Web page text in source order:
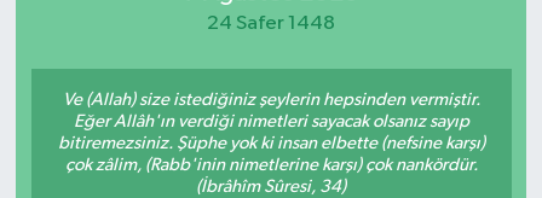
24 Safer 1448
Ve (Allah) size istediğiniz şeylerin hepsinden vermiştir.
Eğer Allâh'ın verdiği nimetleri sayacak olsanız sayıp
bitiremezsiniz. Şüphe yok ki insan elbette (nefsine karşı)
çok zâlim, (Rabb'inin nimetlerine karşı) çok nankördür.
(İbrâhîm Sûresi, 34)